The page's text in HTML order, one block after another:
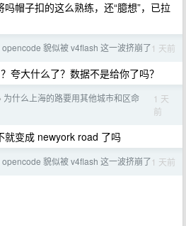
帽子扣的这么熟练，还“臆想”，已拉
opencode 貌似被 v4flash 这一波挤崩了1 天前
夸大什么了？数据不是给你了吗？
› 为什么上海的路要用其他城市和区命
1 天
前
就变成 newyork road 了吗
opencode 貌似被 v4flash 这一波挤崩了1 天前